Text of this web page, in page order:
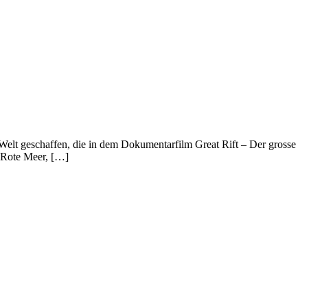
geschaffen, die in dem Dokumentarfilm Great Rift – Der grosse
Rote Meer, […]